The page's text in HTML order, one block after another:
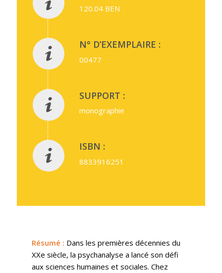
120.04 BEN
N° D’EXEMPLAIRE :
00477
SUPPORT :
monographie
ISBN :
8833916251
Résumé : Dans les premières décennies du
XXe siècle, la psychanalyse a lancé son défi
aux sciences humaines et sociales. Chez